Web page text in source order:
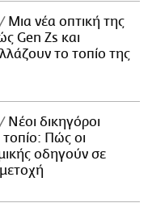
Μια νέα οπτική της
Gen Zs και
το τοπίο της
Νέοι δικηγόροι
Πώς οι
οδηγούν σε